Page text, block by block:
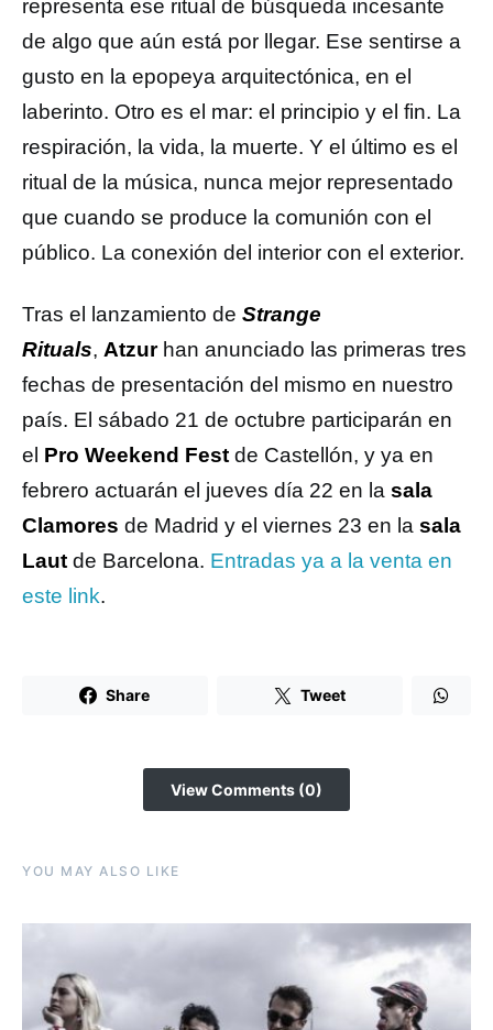
representa ese ritual de búsqueda incesante
de algo que aún está por llegar. Ese sentirse a
gusto en la epopeya arquitectónica, en el
laberinto. Otro es el mar: el principio y el fin. La
respiración, la vida, la muerte. Y el último es el
ritual de la música, nunca mejor representado
que cuando se produce la comunión con el
público. La conexión del interior con el exterior.
Tras el lanzamiento de Strange
Rituals, Atzur han anunciado las primeras tres
fechas de presentación del mismo en nuestro
país. El sábado 21 de octubre participarán en
el Pro Weekend Fest de Castellón, y ya en
febrero actuarán el jueves día 22 en la sala
Clamores de Madrid y el viernes 23 en la sala
Laut de Barcelona. Entradas ya a la venta en
este link.
Share Tweet
View Comments (0)
YOU MAY ALSO LIKE